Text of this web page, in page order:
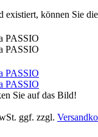
existiert, können Sie
Sie auf das Bild!
ggf. zzgl.